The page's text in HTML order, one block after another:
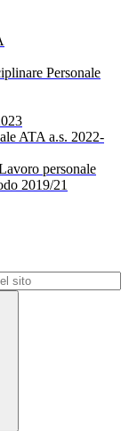
Personale
ATA a.s. 2022-
personale
2019/21